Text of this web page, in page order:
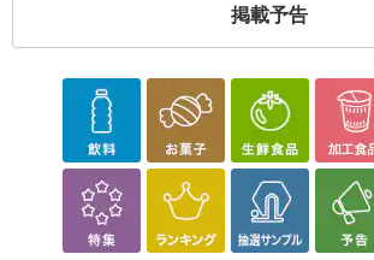
掲載予告